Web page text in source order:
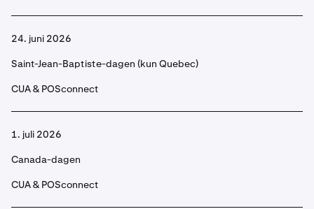
24. juni 2026
Saint-Jean-Baptiste-dagen (kun Quebec)
CUA & POSconnect
1. juli 2026
Canada-dagen
CUA & POSconnect